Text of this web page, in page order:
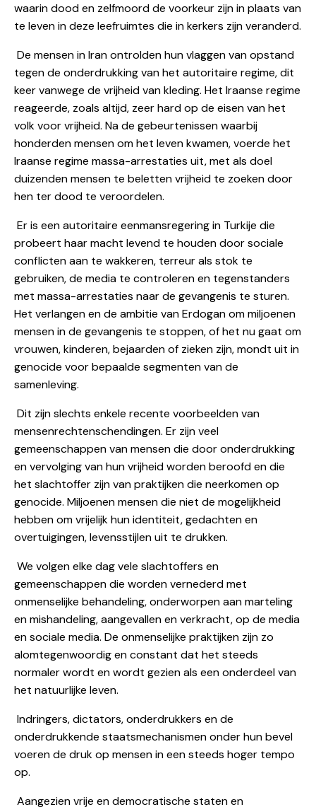
waarin dood en zelfmoord de voorkeur zijn in plaats van
te leven in deze leefruimtes die in kerkers zijn veranderd.
De mensen in Iran ontrolden hun vlaggen van opstand
tegen de onderdrukking van het autoritaire regime, dit
keer vanwege de vrijheid van kleding. Het Iraanse regime
reageerde, zoals altijd, zeer hard op de eisen van het
volk voor vrijheid. Na de gebeurtenissen waarbij
honderden mensen om het leven kwamen, voerde het
Iraanse regime massa-arrestaties uit, met als doel
duizenden mensen te beletten vrijheid te zoeken door
hen ter dood te veroordelen.
Er is een autoritaire eenmansregering in Turkije die
probeert haar macht levend te houden door sociale
conflicten aan te wakkeren, terreur als stok te
gebruiken, de media te controleren en tegenstanders
met massa-arrestaties naar de gevangenis te sturen.
Het verlangen en de ambitie van Erdogan om miljoenen
mensen in de gevangenis te stoppen, of het nu gaat om
vrouwen, kinderen, bejaarden of zieken zijn, mondt uit in
genocide voor bepaalde segmenten van de
samenleving.
Dit zijn slechts enkele recente voorbeelden van
mensenrechtenschendingen. Er zijn veel
gemeenschappen van mensen die door onderdrukking
en vervolging van hun vrijheid worden beroofd en die
het slachtoffer zijn van praktijken die neerkomen op
genocide. Miljoenen mensen die niet de mogelijkheid
hebben om vrijelijk hun identiteit, gedachten en
overtuigingen, levensstijlen uit te drukken.
We volgen elke dag vele slachtoffers en
gemeenschappen die worden vernederd met
onmenselijke behandeling, onderworpen aan marteling
en mishandeling, aangevallen en verkracht, op de media
en sociale media. De onmenselijke praktijken zijn zo
alomtegenwoordig en constant dat het steeds
normaler wordt en wordt gezien als een onderdeel van
het natuurlijke leven.
Indringers, dictators, onderdrukkers en de
onderdrukkende staatsmechanismen onder hun bevel
voeren de druk op mensen in een steeds hoger tempo
op.
Aangezien vrije en democratische staten en